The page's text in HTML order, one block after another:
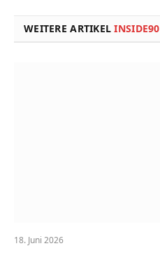
WEITERE ARTIKELINSIDE90
18. Juni 2026